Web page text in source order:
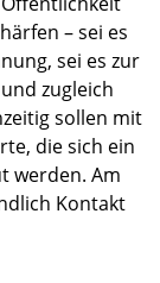
– sei es
sei es zur
zugleich
sollen mit
die sich ein
werden. Am
Kontakt